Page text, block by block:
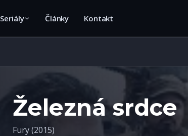
Seriály Články Kontakt
Železná srdce
Fury (2015)